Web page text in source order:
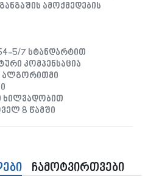
ამოქმედების
5/7 სტანდარტით
კომპენსაცია
ალგორითმი
ხილვადობით
8 წამში
ჩამოტვირთვები